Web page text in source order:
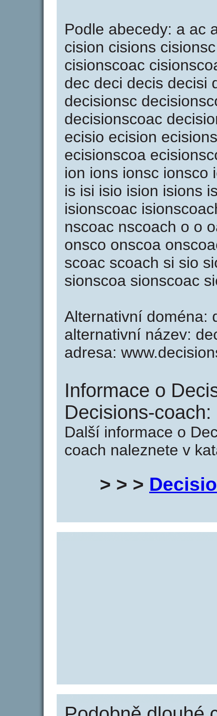
Podle abecedy: a ac
cision cisions
cisionscoac
dec deci decis decisi
decisionsc
decisionscoac
ecisio ecision
ecisionscoa
ion ions ionsc ionsco
is isi isio ision isions
isionscoac
nscoac nscoach o o
onsco onscoa
scoac scoach si sio
sionscoa sionscoac
Alternativní doména:
alternativní název:
adresa:
Informace o
Decisions-coach:
Další informace o
coach naleznete v
> > >